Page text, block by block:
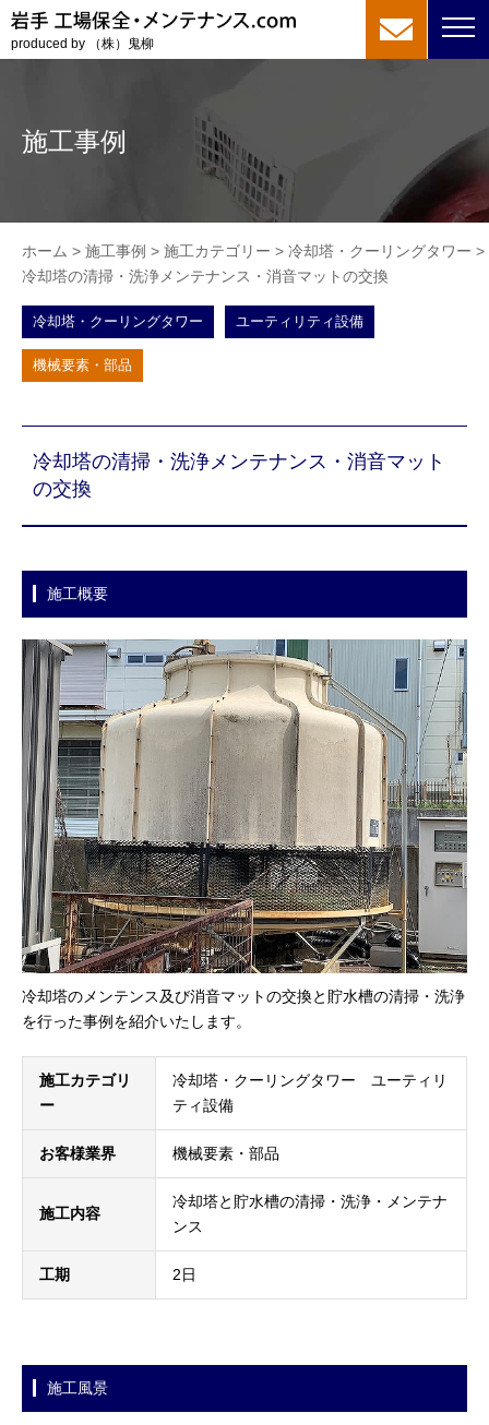
produced by （株）鬼柳
施工事例
ホーム > 施工事例 > 施工カテゴリー > 冷却塔・クーリングタワー >
冷却塔の清掃・洗浄メンテナンス・消音マットの交換
冷却塔・クーリングタワー ユーティリティ設備
機械要素・部品
冷却塔の清掃・洗浄メンテナンス・消音マット
の交換
施工概要
冷却塔のメンテンス及び消音マットの交換と貯水槽の清掃・洗浄
を行った事例を紹介いたします。
施工カテゴリ
ー
冷却塔・クーリングタワー ユーティリ
ティ設備
お客様業界 機械要素・部品
施工内容
冷却塔と貯水槽の清掃・洗浄・メンテナ
ンス
工期 2日
施工風景